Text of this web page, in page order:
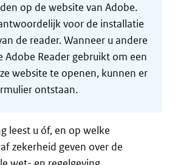
op de website van Adobe.
voor de installatie
de reader. Wanneer u andere
Adobe Reader gebruikt om een
website te openen, kunnen er
ontstaan.
leest u óf, en op welke
zekerheid geven over de